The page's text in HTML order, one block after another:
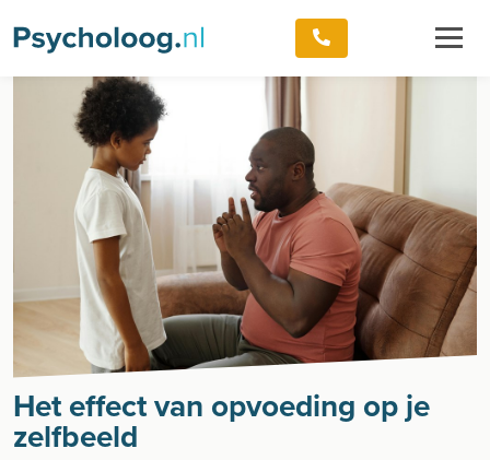
Het effect van opvoeding op je
zelfbeeld